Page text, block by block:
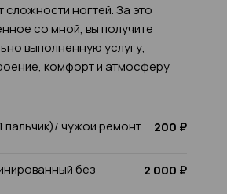
сложности ногтей. За это
со мной, вы получите
выполненную услугу,
комфорт и атмосферу
пальчик)/ чужой ремонт
200 ₽
без
2 000 ₽